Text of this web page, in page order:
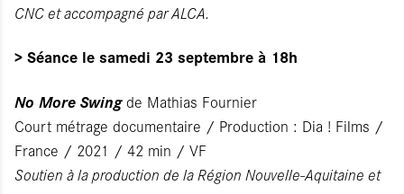
CNC et accompagné par ALCA.
> Séance le samedi 23 septembre à 18h
No More Swingde Mathias Fournier
Court métrage documentaire / Production : Dia ! Films /
France / 2021 / 42 min / VF
Soutien à la production de la Région Nouvelle-Aquitaine et